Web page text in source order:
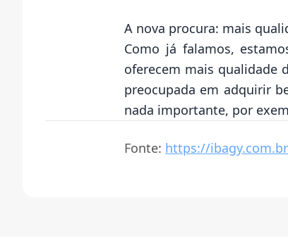
A nova procura: mais
Como já falamos,
oferecem mais qualidade
preocupada em adquirir
nada importante, por
Fonte: https://